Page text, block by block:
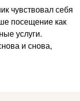
чувствовал себя
посещение как
услуги.
и снова,